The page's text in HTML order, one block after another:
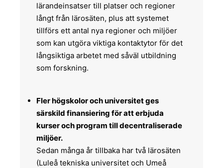
lärandeinsatser till platser och regioner
långt från lärosäten, plus att systemet
tillförs ett antal nya regioner och miljöer
som kan utgöra viktiga kontaktytor för det
långsiktiga arbetet med såväl utbildning
som forskning.
Fler högskolor och universitet ges
särskild finansiering för att erbjuda
kurser och program till decentraliserade
miljöer.
Sedan många år tillbaka har två lärosäten
(Luleå tekniska universitet och Umeå